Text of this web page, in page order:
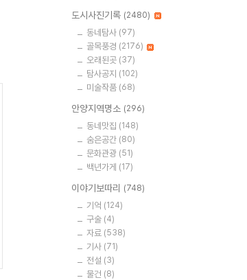
도시사진기록 (2480)
동네탐사 (97)
골목풍경 (2176)
오래된곳 (37)
탐사공지 (102)
미술작품 (68)
안양지역명소 (296)
동네맛집 (148)
숨은공간 (80)
문화관광 (51)
백년가게 (17)
이야기보따리 (748)
기억 (124)
구술 (4)
자료 (538)
기사 (71)
전설 (3)
물건 (8)